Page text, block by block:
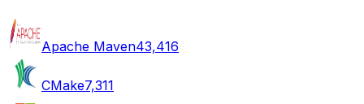
Apache Maven43,416
CMake7,311